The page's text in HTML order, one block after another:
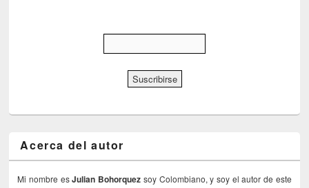
Acerca del autor
Mi nombre esJulian Bohorquez soy Colombiano, y soy el autor de este